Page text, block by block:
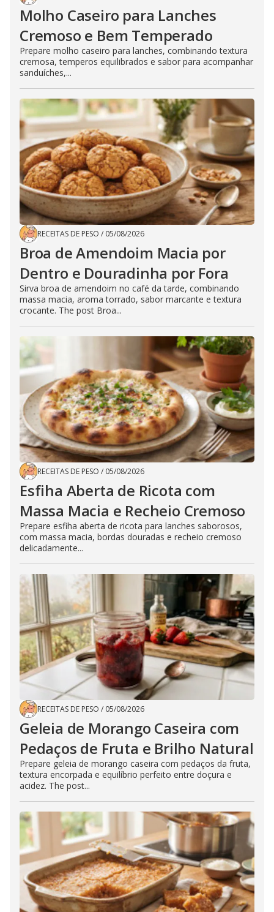
Molho Caseiro para Lanches
Cremoso e Bem Temperado
Prepare molho caseiro para lanches, combinando textura
cremosa, temperos equilibrados e sabor para acompanhar
sanduíches,...
RECEITAS DE PESO / 05/08/2026
Broa de Amendoim Macia por
Dentro e Douradinha por Fora
Sirva broa de amendoim no café da tarde, combinando
massa macia, aroma torrado, sabor marcante e textura
crocante. The post Broa...
RECEITAS DE PESO / 05/08/2026
Esfiha Aberta de Ricota com
Massa Macia e Recheio Cremoso
Prepare esfiha aberta de ricota para lanches saborosos,
com massa macia, bordas douradas e recheio cremoso
delicadamente...
RECEITAS DE PESO / 05/08/2026
Geleia de Morango Caseira com
Pedaços de Fruta e Brilho Natural
Prepare geleia de morango caseira com pedaços da fruta,
textura encorpada e equilíbrio perfeito entre doçura e
acidez. The post...